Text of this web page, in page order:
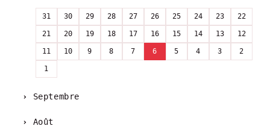
31 30 29 28 27 26 25 24 23 22
21 20 19 18 17 16 15 14 13 12
11 10 9 8 7 6 5 4 3 2
1
Septembre
Août